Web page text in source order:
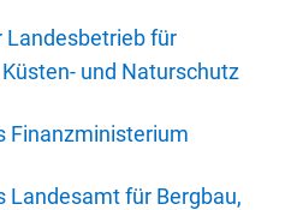
Landesbetrieb für
und Naturschutz
Finanzministerium
Landesamt für Bergbau,